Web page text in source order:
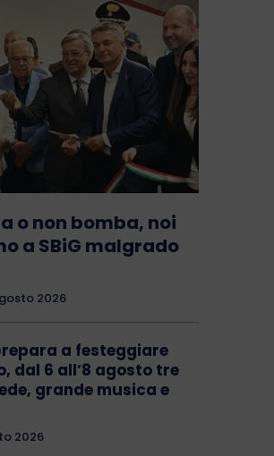
o non bomba, noi
a SBiG malgrado
2026
a festeggiare
dal 6 all’8 agosto tre
grande musica e
2026